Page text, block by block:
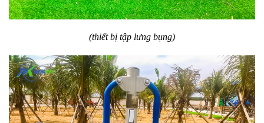
(thiết bị tập lưng bụng)